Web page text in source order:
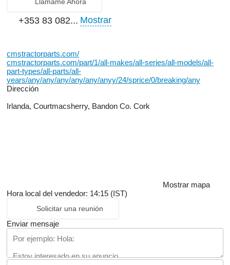
+353 83 082... Mostrar
cmstractorparts.com/
cmstractorparts.com/part/1/all-makes/all-series/all-models/all-
part-types/all-parts/all-
years/any/any/any/any/any/anyy/24/sprice/0/breaking/any
Dirección
Irlanda, Courtmacsherry, Bandon Co. Cork
Mostrar mapa
Hora local del vendedor: 14:15 (IST)
Solicitar una reunión
Enviar mensaje